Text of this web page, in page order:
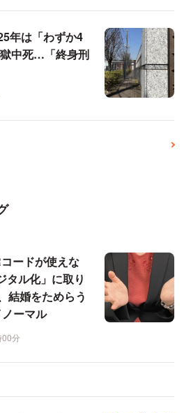
年は「わずか4
中死…「終身刑
ードが使えな
ル化」に取り
結婚をためらう
ーマル
分